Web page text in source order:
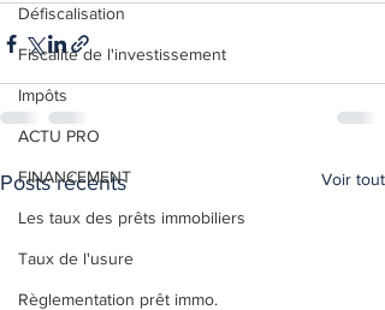
Défiscalisation
Fiscalité de l'investissement
Impôts
ACTU PRO
FINANCEMENT
Les taux des prêts immobiliers
Taux de l'usure
Règlementation prêt immo.
Posts récents Voir tout